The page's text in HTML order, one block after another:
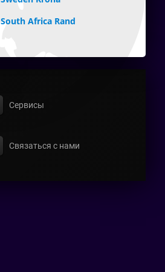
South Africa Rand
Сервисы
Связаться с нами